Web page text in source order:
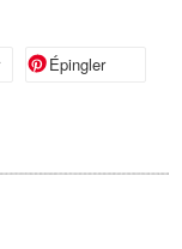
sur XÉpinglerÉpingler sur